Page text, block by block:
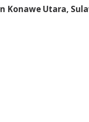
Konawe Utara,